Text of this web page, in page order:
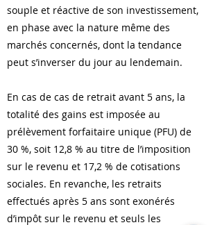
souple et réactive de son investissement,
en phase avec la nature même des
marchés concernés, dont la tendance
peut s’inverser du jour au lendemain.
En cas de cas de retrait avant 5 ans, la
totalité des gains est imposée au
prélèvement forfaitaire unique (PFU) de
30 %, soit 12,8 % au titre de l’imposition
sur le revenu et 17,2 % de cotisations
sociales. En revanche, les retraits
effectués après 5 ans sont exonérés
d’impôt sur le revenu et seuls les